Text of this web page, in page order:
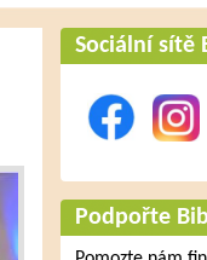
Sociální sítě
Podpořte